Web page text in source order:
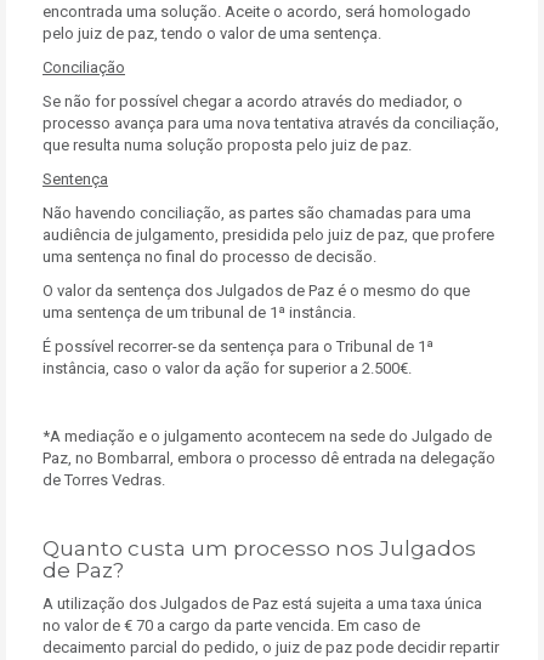
encontrada uma solução. Aceite o acordo, será homologado
pelo juiz de paz, tendo o valor de uma sentença.
Conciliação
Se não for possível chegar a acordo através do mediador, o
processo avança para uma nova tentativa através da conciliação,
que resulta numa solução proposta pelo juiz de paz.
Sentença
Não havendo conciliação, as partes são chamadas para uma
audiência de julgamento, presidida pelo juiz de paz, que profere
uma sentença no final do processo de decisão.
O valor da sentença dos Julgados de Paz é o mesmo do que
uma sentença de um tribunal de 1ª instância.
É possível recorrer-se da sentença para o Tribunal de 1ª
instância, caso o valor da ação for superior a 2.500€.
*A mediação e o julgamento acontecem na sede do Julgado de
Paz, no Bombarral, embora o processo dê entrada na delegação
de Torres Vedras.
Quanto custa um processo nos Julgados
de Paz?
A utilização dos Julgados de Paz está sujeita a uma taxa única
no valor de € 70 a cargo da parte vencida. Em caso de
decaimento parcial do pedido, o juiz de paz pode decidir repartir